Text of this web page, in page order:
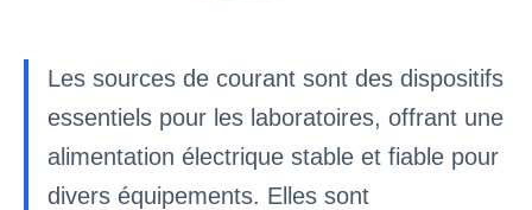
Les sources de courant sont des dispositifs
essentiels pour les laboratoires, offrant une
alimentation électrique stable et fiable pour
divers équipements. Elles sont